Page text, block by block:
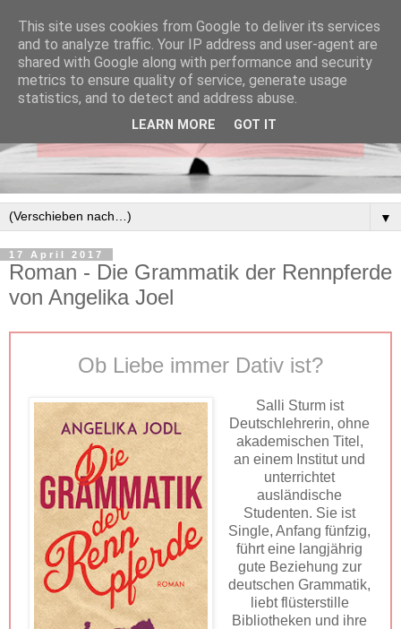
▼
17 April 2017
Roman - Die Grammatik der Rennpferde
von Angelika Joel
Ob Liebe immer Dativ ist?
Salli Sturm ist
Deutschlehrerin, ohne
akademischen Titel,
an einem Institut und
unterrichtet
ausländische
Studenten. Sie ist
Single, Anfang fünfzig,
führt eine langjährig
gute Beziehung zur
deutschen Grammatik,
liebt flüsterstille
Bibliotheken und ihre
This site uses cookies from Google to deliver its services
and to analyze traffic. Your IP address and user-agent are
shared with Google along with performance and security
metrics to ensure quality of service, generate usage
statistics, and to detect and address abuse.
LEARN MORE GOT IT